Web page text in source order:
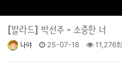
[발라드] 박선주 - 소중한 너
나야 25-07-18 11,276회